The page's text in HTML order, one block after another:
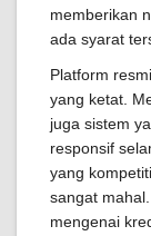
memberikan
ada syarat
Platform
yang ketat.
juga sistem
responsif
yang
sangat
mengenai